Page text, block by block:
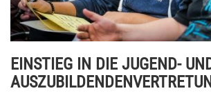
EINSTIEG IN DIE JUGEND-